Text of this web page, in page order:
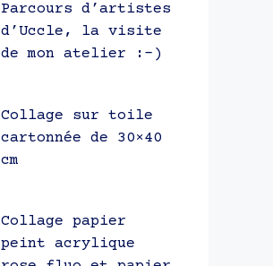
Parcours d’artistes
d’Uccle, la visite
de mon atelier :-)
Collage sur toile
cartonnée de 30×40
cm
Collage papier
peint acrylique